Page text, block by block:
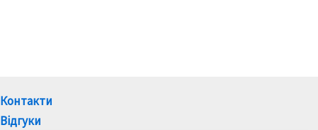
Контакти
Відгуки